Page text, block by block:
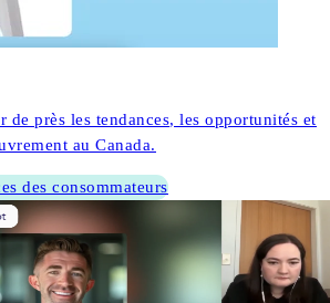
près les tendances, les opportunités et
au Canada.
des consommateurs